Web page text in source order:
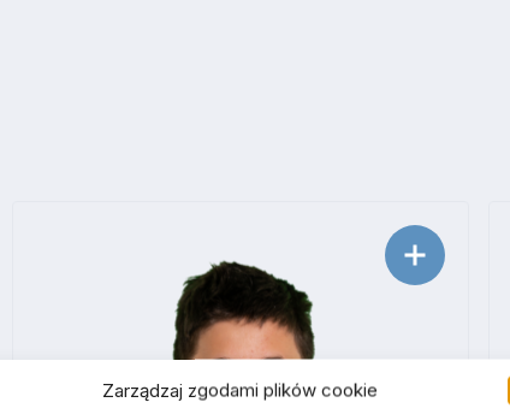
Zarządzaj zgodami plików cookie